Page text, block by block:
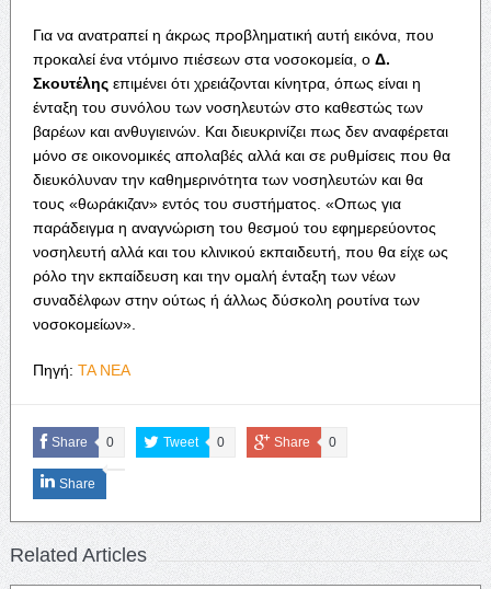
Για να ανατραπεί η άκρως προβληματική αυτή εικόνα, που
προκαλεί ένα ντόμινο πιέσεων στα νοσοκομεία, οΔ.
Σκουτέληςεπιμένει ότι χρειάζονται κίνητρα, όπως είναι η
ένταξη του συνόλου των νοσηλευτών στο καθεστώς των
βαρέων και ανθυγιεινών. Και διευκρινίζει πως δεν αναφέρεται
μόνο σε οικονομικές απολαβές αλλά και σε ρυθμίσεις που θα
διευκόλυναν την καθημερινότητα των νοσηλευτών και θα
τους «θωράκιζαν» εντός του συστήματος. «Οπως για
παράδειγμα η αναγνώριση του θεσμού του εφημερεύοντος
νοσηλευτή αλλά και του κλινικού εκπαιδευτή, που θα είχε ως
ρόλο την εκπαίδευση και την ομαλή ένταξη των νέων
συναδέλφων στην ούτως ή άλλως δύσκολη ρουτίνα των
νοσοκομείων».
Πηγή: ΤΑ ΝΕΑ
Share 0 Tweet 0 Share 0
Share
Related Articles